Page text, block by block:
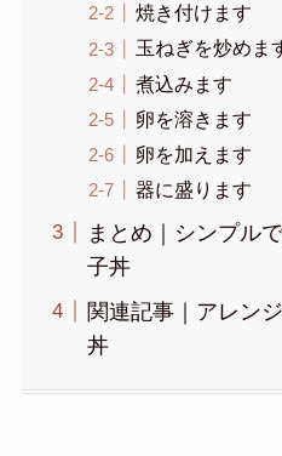
焼き付けます
玉ねぎを炒めま
煮込みます
卵を溶きます
卵を加えます
器に盛ります
まとめ｜シンプル
子丼
関連記事｜アレン
丼